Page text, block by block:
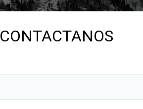
CONTACTANOS